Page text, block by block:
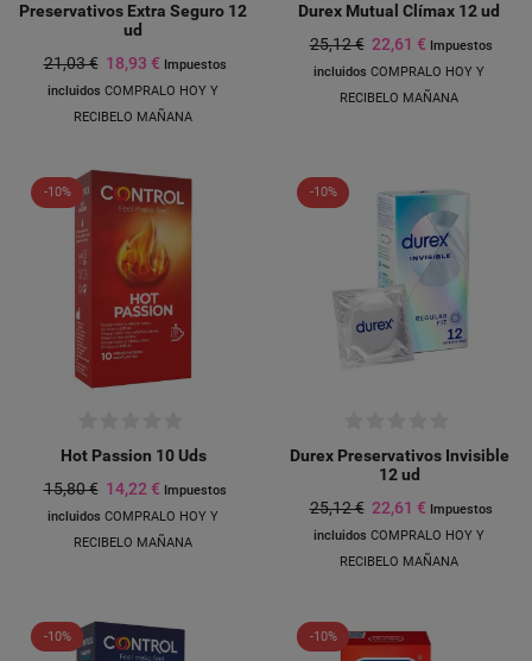
Preservativos Extra Seguro 12
ud
21,03 € 18,93 € Impuestos
incluidos COMPRALO HOY Y
RECIBELO MAÑANA
Durex Mutual Clímax 12 ud
25,12 € 22,61 € Impuestos
incluidos COMPRALO HOY Y
RECIBELO MAÑANA
-10%
Hot Passion 10 Uds
15,80 € 14,22 € Impuestos
incluidos COMPRALO HOY Y
RECIBELO MAÑANA
-10%
Durex Preservativos Invisible
12 ud
25,12 € 22,61 € Impuestos
incluidos COMPRALO HOY Y
RECIBELO MAÑANA
-10% -10%